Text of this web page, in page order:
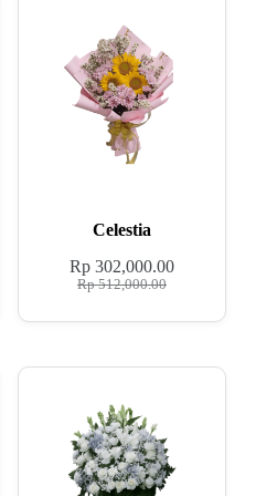
Celestia
Rp512,000.00
Rp 302,000.00